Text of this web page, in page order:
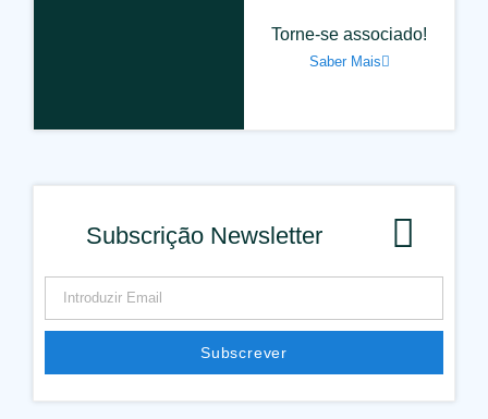
Torne-se associado!
Saber Mais
Subscrição Newsletter
Subscrever